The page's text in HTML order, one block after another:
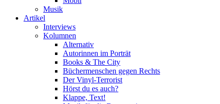
Musik
Artikel
Interviews
Kolumnen
Alternativ
Autorinnen im Porträt
Books & The City
Büchermenschen gegen Rechts
Der Vinyl-Terrorist
Hörst du es auch?
Klappe, Text!